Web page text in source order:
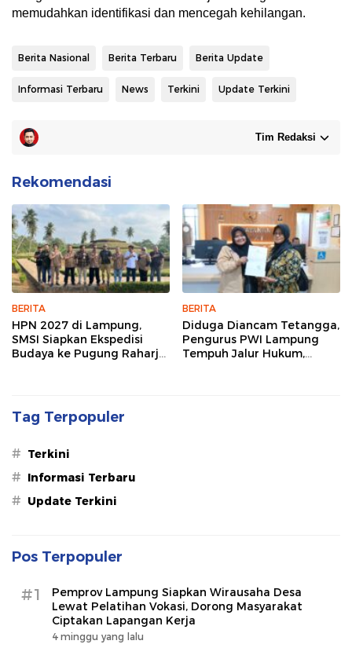
memudahkan identifikasi dan mencegah kehilangan.
Berita Nasional Berita Terbaru Berita Update
Informasi Terbaru News Terkini Update Terkini
Tim Redaksi
Rekomendasi
BERITA
HPN 2027 di Lampung,
SMSI Siapkan Ekspedisi
Budaya ke Pugung Raharjo
BERITA
Diduga Diancam Tetangga,
Pengurus PWI Lampung
Tempuh Jalur Hukum,
Tag Terpopuler
# Terkini
# Informasi Terbaru
# Update Terkini
Pos Terpopuler
#1
Pemprov Lampung Siapkan Wirausaha Desa
Lewat Pelatihan Vokasi, Dorong Masyarakat
Ciptakan Lapangan Kerja
4 minggu yang lalu